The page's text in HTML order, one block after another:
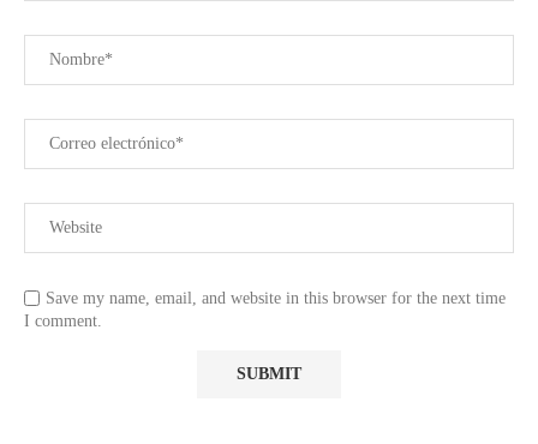
Save my name, email, and website in this browser for the next time
I comment.